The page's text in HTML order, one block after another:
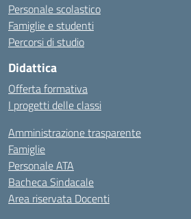
Personale scolastico
Famiglie e studenti
Percorsi di studio
Didattica
Offerta formativa
I progetti delle classi
Amministrazione trasparente
Famiglie
Personale ATA
Bacheca Sindacale
Area riservata Docenti